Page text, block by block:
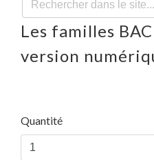
Les familles
version
Quantité